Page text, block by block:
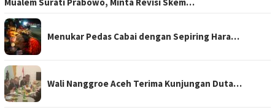
Menukar Pedas Cabai dengan Sepiring Hara…
Wali Nanggroe Aceh Terima Kunjungan Duta…